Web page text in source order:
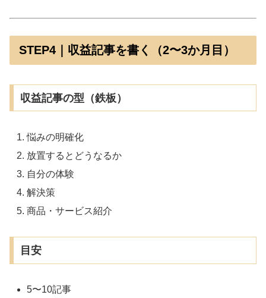
STEP4｜収益記事を書く（2〜3か月目）
収益記事の型（鉄板）
悩みの明確化
放置するとどうなるか
自分の体験
解決策
商品・サービス紹介
目安
5〜10記事